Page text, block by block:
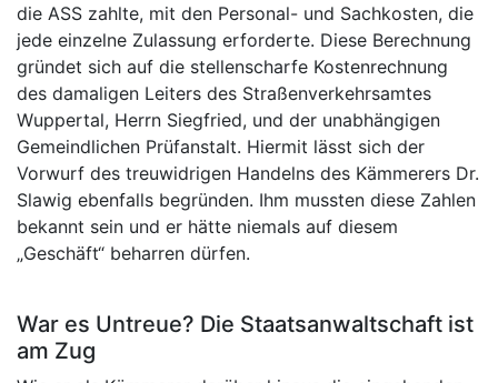
die ASS zahlte, mit den Personal- und Sachkosten, die
jede einzelne Zulassung erforderte. Diese Berechnung
gründet sich auf die stellenscharfe Kostenrechnung
des damaligen Leiters des Straßenverkehrsamtes
Wuppertal, Herrn Siegfried, und der unabhängigen
Gemeindlichen Prüfanstalt. Hiermit lässt sich der
Vorwurf des treuwidrigen Handelns des Kämmerers Dr.
Slawig ebenfalls begründen. Ihm mussten diese Zahlen
bekannt sein und er hätte niemals auf diesem
„Geschäft“ beharren dürfen.
War es Untreue? Die Staatsanwaltschaft ist
am Zug